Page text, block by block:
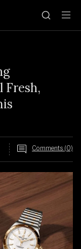
Fresh,
Comments (0)